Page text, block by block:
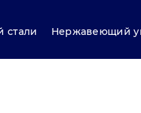
стали Нержавеющий